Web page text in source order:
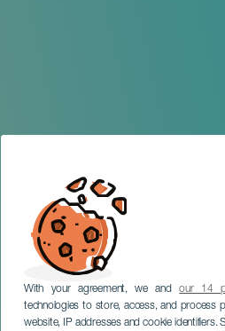
With your agreement, we andour 14
technologies to store, access, and process
website, IP addresses and cookie